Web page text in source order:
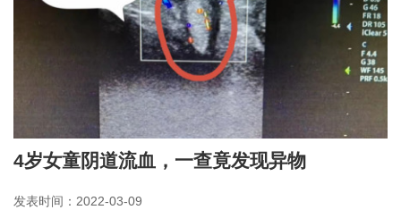
4岁女童阴道流血，一查竟发现异物
发表时间：2022-03-09